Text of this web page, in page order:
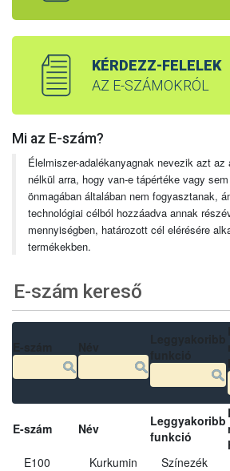
KÉRDEZZ-FELELEK
AZ E-SZÁMOKRÓL
Mi az E-szám?
Élelmiszer-adalékanyagnak nevezik azt
nélkül arra, hogy van-e tápértéke vagy
önmagában általában nem fogyasztanak,
technológiai célból hozzáadva annak
mennyiségben, határozott cél elérésére
termékekben.
E-szám kereső
E-szám Név
Leggyakoribb
funkció
E100 Kurkumin Színezék